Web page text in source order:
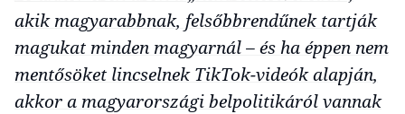
akik magyarabbnak, felsőbbrendűnek tartják
magukat minden magyarnál – és ha éppen nem
mentősöket lincselnek TikTok-videók alapján,
akkor a magyarországi belpolitikáról vannak